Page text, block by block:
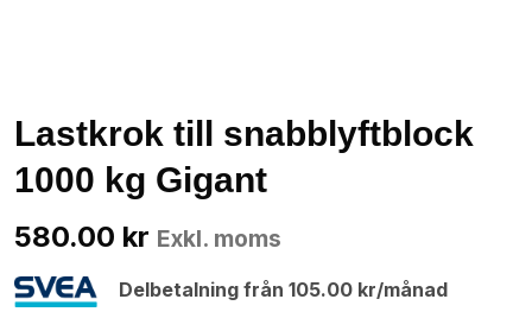
Delbetalning från 105.00 kr/månad
580.00 kr Exkl. moms
Lastkrok till snabblyftblock
1000 kg Gigant